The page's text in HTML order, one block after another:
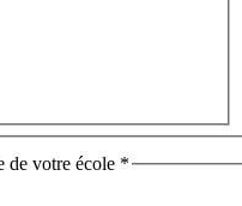
de votre école *